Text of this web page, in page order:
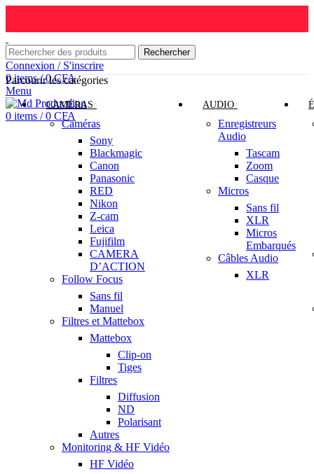
Rechercher
Connexion / S'inscrire
0items / 0CFA
Menu
0 items / 0 CFA
Parcourir les catégories
CAMÉRAS
Caméras
Sony
Blackmagic
Canon
Panasonic
RED
Nikon
Z-cam
Leica
Fujifilm
CAMERA
D’ACTION
Follow Focus
Sans fil
Manuel
Filtres et Mattebox
Mattebox
Clip-on
Tiges
Filtres
Diffusion
ND
Polarisant
Autres
Monitoring & HF Vidéo
HF Vidéo
AUDIO
Enregistreurs
Audio
Tascam
Zoom
Casque
Micros
Sans fil
XLR
Micros
Embarqués
Câbles Audio
XLR